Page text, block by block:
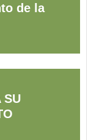
de la
SU